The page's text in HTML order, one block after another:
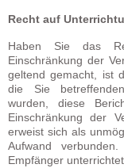
Recht auf
Haben Sie das
Einschränkung der
geltend gemacht, ist
die Sie
wurden, diese
Einschränkung der
erweist sich als
Aufwand
Empfänger